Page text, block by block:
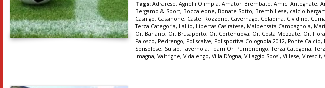
Tags: Adrarese,Agnelli Olimpia,Amatori Brembate,Amici Antegnate,
Bergamo & Sport, Boccaleone, Bonate Sotto, Brembillese, calcio
Casnigo, Cassinone, Castel Rozzone, Cavernago, Celadina, Cividino,
Terza Categoria, Lallio, Libertas Casiratese, Malpensata Campagnola,
Or. Bariano, Or. Brusaporto, Or. Cortenuova, Or. Costa Mezzate, Or.
Palosco, Pedrengo, Poliscalve, Polisportiva Colognola 2012, Ponte Calcio,
Sorisolese, Suisio,Tavernola,Team Or. Pumenengo,Terza Categoria,
Imagna,Valtrighe,Vidalengo,Villa D'ogna,Villaggio Sposi,Villese,Virescit,